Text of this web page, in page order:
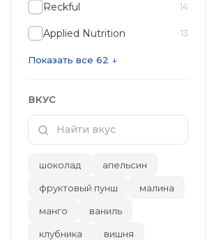
Reckful 14
Applied Nutrition 13
Показать все 62 ↓
ВКУС
шоколад апельсин
фруктовый пунш малина
манго ваниль
клубника вишня